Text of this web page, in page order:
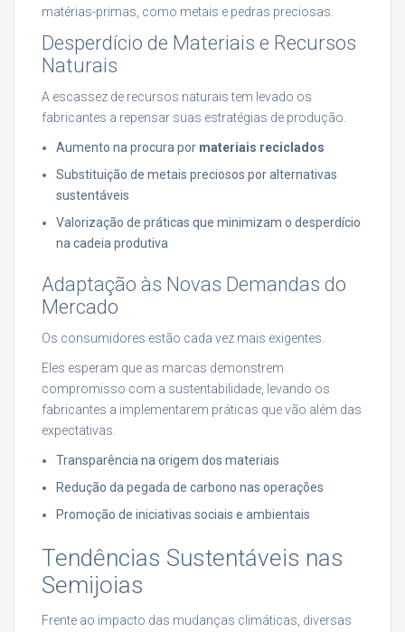
matérias-primas, como metais e pedras preciosas.
Desperdício de Materiais e Recursos
Naturais
A escassez de recursos naturais tem levado os
fabricantes a repensar suas estratégias de produção.
Aumento na procura por materiais reciclados
Substituição de metais preciosos por alternativas
sustentáveis
Valorização de práticas que minimizam o desperdício
na cadeia produtiva
Adaptação às Novas Demandas do
Mercado
Os consumidores estão cada vez mais exigentes.
Eles esperam que as marcas demonstrem
compromisso com a sustentabilidade, levando os
fabricantes a implementarem práticas que vão além das
expectativas.
Transparência na origem dos materiais
Redução da pegada de carbono nas operações
Promoção de iniciativas sociais e ambientais
Tendências Sustentáveis nas
Semijoias
Frente ao impacto das mudanças climáticas, diversas